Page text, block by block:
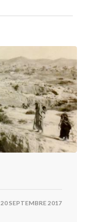
20 SEPTEMBRE 2017